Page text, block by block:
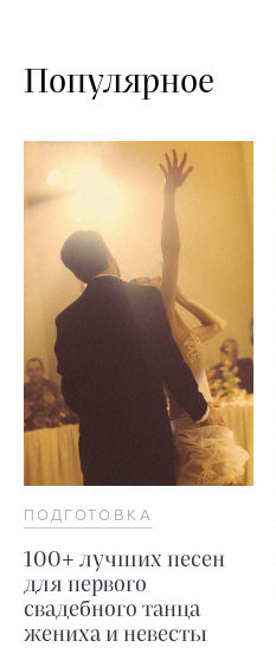
Популярное
ПОДГОТОВКА
100+ лучших песен
для первого
свадебного танца
жениха и невесты